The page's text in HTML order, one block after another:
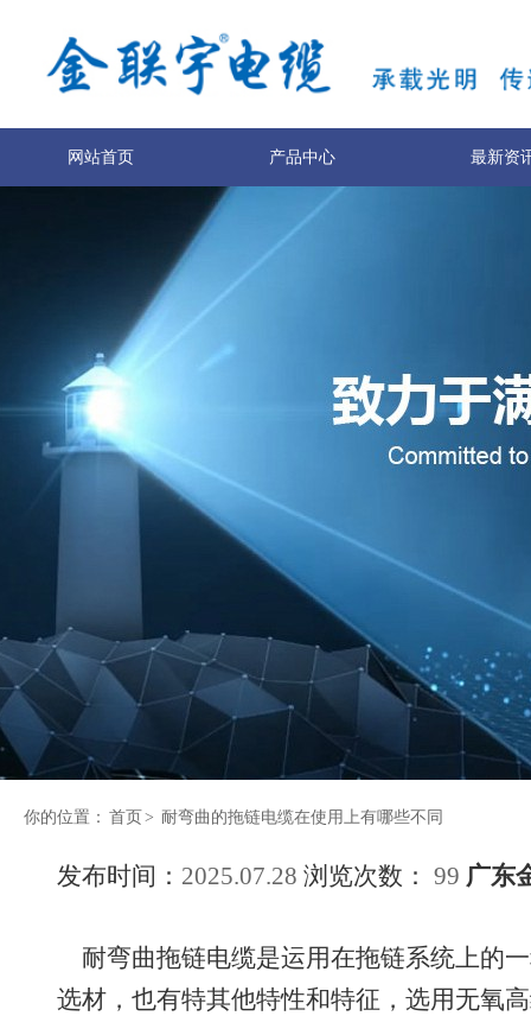
网站首页 产品中心 最新资
技术专利
你的位置： 首页 > 耐弯曲的拖链电缆在使用上有哪些不同
发布时间： 2025.07.28 浏览次数： 99 广东
耐弯曲拖链电缆是运用在拖链系统上的
选材，也有特其他特性和特征，选用无氧